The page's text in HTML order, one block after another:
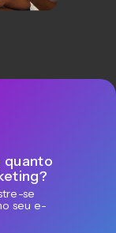
quanto
se
seu e-